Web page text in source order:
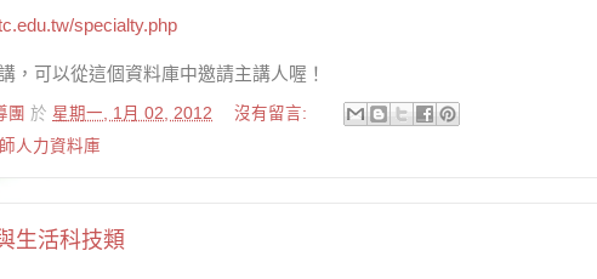
specialty.php
，可以從這個資料庫中邀請主講人喔！
團 於 星期一, 1月 02, 2012
沒有留言:
人力資料庫
生活科技類